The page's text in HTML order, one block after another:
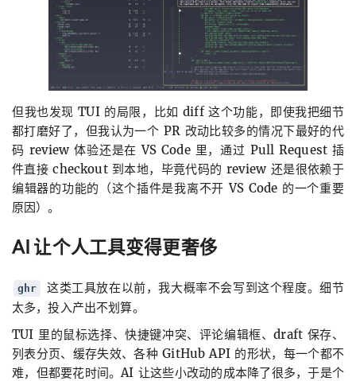
但我也发现 TUI 的局限，比如 diff 这个功能，即使我把细节
都打磨好了，但我认为一个 PR 改动比较多的情况下最好的代
码 review 体验还是在 VS Code 里，通过 Pull Request 插
件直接 checkout 到本地，毕竟代码的 review 还是很依赖于
编辑器的功能的（这个插件是我离不开 VS Code 的一个重要
原因）。
AI 让个人工具变得更奢侈
ghr
这类工具放在以前，我大概率不会写到这个程度。细节
太多，投入产出不划算。
TUI 里的鼠标选择、快捷键冲突、评论编辑框、draft 保存、
列表分页、缓存失效、各种 GitHub API 的形状，每一个都不
难，但都要花时间。AI 让这些小改动的成本降了很多，于是个